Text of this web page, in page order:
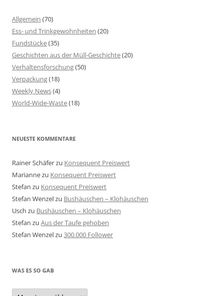
Allgemein (70)
Ess- und Trinkgewohnheiten (20)
Fundstücke(35)
Geschichten aus der Müll-Geschichte(20)
Verhaltensforschung(50)
Verpackung(18)
Weekly News(4)
World-Wide-Waste(18)
NEUESTE KOMMENTARE
Rainer Schäferzu Konsequent Preiswert
Mariannezu Konsequent Preiswert
Stefan zu Konsequent Preiswert
Stefan Wenzelzu Bushäuschen – Klohäuschen
Usch zu Bushäuschen – Klohäuschen
Stefan zu Aus der Taufe gehoben
Stefan Wenzelzu 300.000 Follower
WAS ES SO GAB
Was